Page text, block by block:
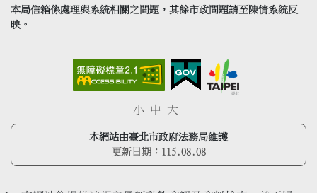
本局信箱係處理與系統相關之問題，其餘市政問題請至陳情系統反
映。
小 中 大
本網站由臺北市政府法務局維護
更新日期： 115.08.08